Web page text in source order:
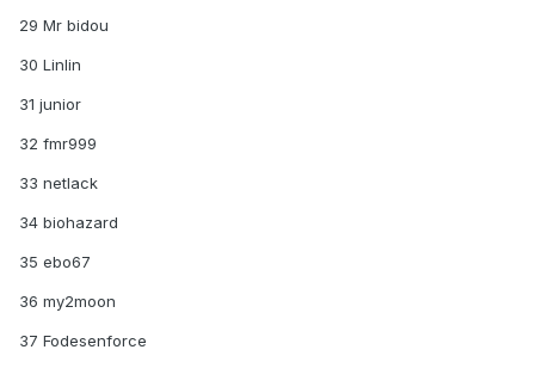
29 Mr bidou
30 Linlin
31 junior
32 fmr999
33 netlack
34 biohazard
35 ebo67
36 my2moon
37 Fodesenforce